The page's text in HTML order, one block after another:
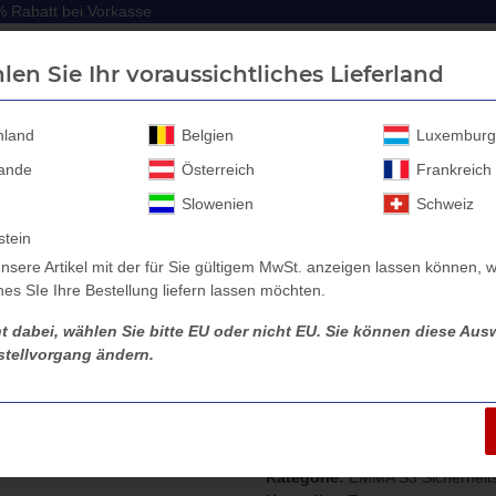
Rabatt bei Vorkasse
Rabatt bei Vorkasse
EMMA
Kategorie:EMMA S3
Sie Ihr voraussichtliches Lieferland
Belgien
Luxemburg
Österreich
Frankreich
Slowenien
Schweiz
Artikel mit der für Sie gültigem MwSt. anzeigen lassen können,
SIe Ihre Bestellung liefern lassen möchten.
dabei, wählen Sie bitte EU oder nicht EU. Sie können diese
ändern.